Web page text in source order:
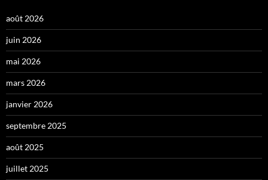
août 2026
juin 2026
mai 2026
mars 2026
janvier 2026
septembre 2025
août 2025
juillet 2025